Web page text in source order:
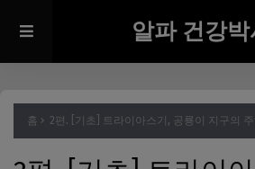
알파 건강
홈 2편. [기초] 트라이아스기, 공룡이 지구의